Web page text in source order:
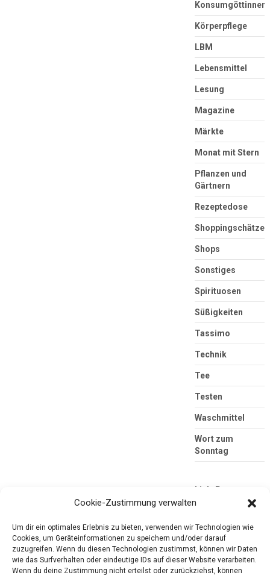
Konsumgöttinnen
Körperpflege
LBM
Lebensmittel
Lesung
Magazine
Märkte
Monat mit Stern
Pflanzen und
Gärtnern
Rezeptedose
Shoppingschätze
Shops
Sonstiges
Spirituosen
Süßigkeiten
Tassimo
Technik
Tee
Testen
Waschmittel
Wort zum
Sonntag
Link-Partner
Cookie-Zustimmung verwalten
Um dir ein optimales Erlebnis zu bieten, verwenden wir Technologien wie
Cookies, um Geräteinformationen zu speichern und/oder darauf
zuzugreifen. Wenn du diesen Technologien zustimmst, können wir Daten
wie das Surfverhalten oder eindeutige IDs auf dieser Website verarbeiten.
Wenn du deine Zustimmung nicht erteilst oder zurückziehst, können